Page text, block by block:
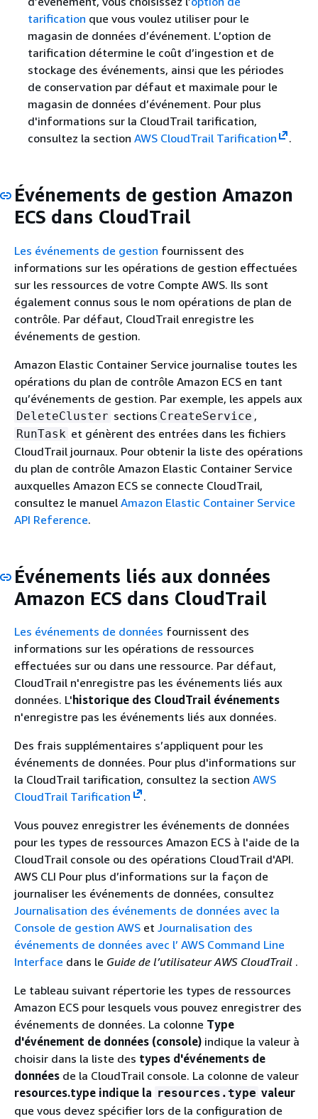
tarification que vous voulez utiliser pour le
magasin de données d’événement. L’option de
tarification détermine le coût d’ingestion et de
stockage des événements, ainsi que les périodes
de conservation par défaut et maximale pour le
magasin de données d’événement. Pour plus
d'informations sur la CloudTrail tarification,
consultez la section AWS CloudTrail Tarification .
Événements de gestion Amazon
ECS dans CloudTrail
Les événements de gestion fournissent des
informations sur les opérations de gestion effectuées
sur les ressources de votre Compte AWS. Ils sont
également connus sous le nom opérations de plan de
contrôle. Par défaut, CloudTrail enregistre les
événements de gestion.
Amazon Elastic Container Service journalise toutes les
opérations du plan de contrôle Amazon ECS en tant
qu’événements de gestion. Par exemple, les appels aux
DeleteCluster sections CreateService ,
RunTask et génèrent des entrées dans les fichiers
CloudTrail journaux. Pour obtenir la liste des opérations
du plan de contrôle Amazon Elastic Container Service
auxquelles Amazon ECS se connecte CloudTrail,
consultez le manuel Amazon Elastic Container Service
API Reference.
Événements liés aux données
Amazon ECS dans CloudTrail
Les événements de données fournissent des
informations sur les opérations de ressources
effectuées sur ou dans une ressource. Par défaut,
CloudTrail n'enregistre pas les événements liés aux
données. L' historique des CloudTrail événements
n'enregistre pas les événements liés aux données.
Des frais supplémentaires s’appliquent pour les
événements de données. Pour plus d'informations sur
la CloudTrail tarification, consultez la section AWS
CloudTrail Tarification
.
Vous pouvez enregistrer les événements de données
pour les types de ressources Amazon ECS à l'aide de la
CloudTrail console ou des opérations CloudTrail d'API.
AWS CLI Pour plus d’informations sur la façon de
journaliser les événements de données, consultez
Journalisation des événements de données avec la
Console de gestion AWS et Journalisation des
événements de données avec l’ AWS Command Line
Interface dans le Guide de l’utilisateur AWS CloudTrail .
Le tableau suivant répertorie les types de ressources
Amazon ECS pour lesquels vous pouvez enregistrer des
événements de données. La colonne Type
d'événement de données (console) indique la valeur à
choisir dans la liste des types d'événements de
données de la CloudTrail console. La colonne de valeur
resources.type indique la resources.type valeur
que vous devez spécifier lors de la configuration de